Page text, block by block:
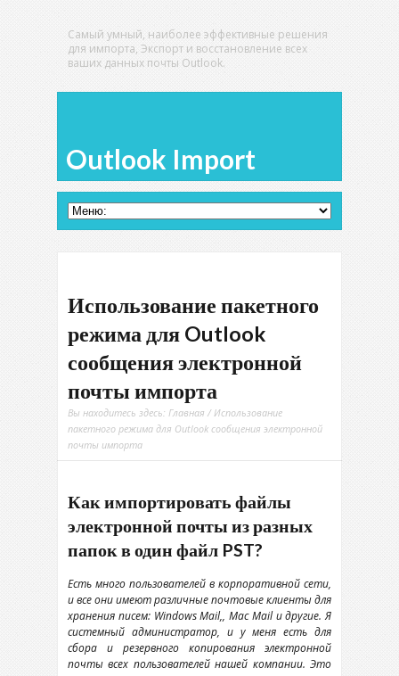
Самый умный, наиболее эффективные решения
для импорта, Экспорт и восстановление всех
ваших данных почты Outlook.
Outlook Import
Использование пакетного
режима для Outlook
сообщения электронной
почты импорта
Вы находитесь здесь: Главная / Использование
пакетного режима для Outlook сообщения электронной
почты импорта
Как импортировать файлы
электронной почты из разных
папок в один файл PST?
Есть много пользователей в корпоративной сети,
и все они имеют различные почтовые клиенты для
хранения писем: Windows Mail,, Mac Mail и другие. Я
системный администратор, и у меня есть для
сбора и резервного копирования электронной
почты всех пользователей нашей компании. Это